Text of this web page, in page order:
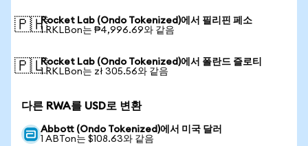
🇵🇭Rocket Lab (Ondo Tokenized)에서 필리핀 페소
1 RKLBon는 ₱4,996.69와 같음
🇵🇱Rocket Lab (Ondo Tokenized)에서 폴란드 즐로티
1 RKLBon는 zł 305.56와 같음
다른 RWA를 USD로 변환
Abbott (Ondo Tokenized)에서 미국 달러
1 ABTon는 $108.63와 같음